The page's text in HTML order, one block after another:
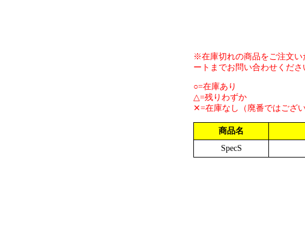
※在庫切れの商品をご注文い
ートまでお問い合わせくださ
○=在庫あり
△=残りわずか
✕=在庫なし（廃番ではござい
商品名
SpecS